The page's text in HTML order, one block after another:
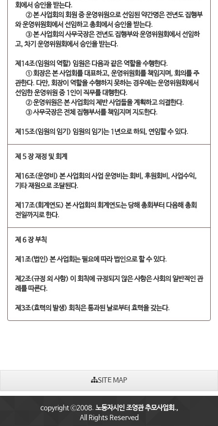
회에서 승인을 받는다.
​② 본 사업회의 회원 중 운영위원으로 선임된 약간명은 전년도 집행부
와 운영위원회에서 선임하고 총회에서 승인을 받는다.
​③ 본 사업회의 사무국장은 전년도 집행부와 운영위원회에서 선임하
고, 차기 운영위원회에서 승인을 받는다.
제14조(임원의 역할) 임원은 다음과 같은 역할을 수행한다.
​① 회장은 본 사업회를 대표하고, 운영위원회를 책임지며, 회의를 주
관한다. 다만, 회장이 역할을 수행하지 못하는 경우에는 운영위원회에서
선임한 운영위원 중 1인이 직무를 대행한다.
​② 운영위원은 본 사업회의 제반 사업들을 계획하고 의결한다.
​③ 사무국장은 전체 집행부서를 책임지며 지도한다.
제15조(임원의 임기) 임원의 임기는 1년으로 하되, 연임할 수 있다.
제 5 장 재정 및 회계
제16조(운영비) 본 사업회의 사업 운영비는 회비, 후원회비, 사업수익,
기타 재원으로 조달된다.
제17조(회계연도) 본 사업회의 회계연도는 당해 총회부터 다음해 총회
전일까지로 한다.
제 6 장 부칙
제1조(법인) 본 사업회는 필요에 따라 법인으로 할 수 있다.
제2조(규정 외 사항) 이 회칙에 규정되지 않은 사항은 사회의 일반적인 관
례를 따른다.
제3조(효력의 발생) 회칙은 통과된 날로부터 효력을 갖는다.​
SITE MAP
copyright ⓒ2008. 노동자시인 조영관 추모사업회.,
All Rights Reserved